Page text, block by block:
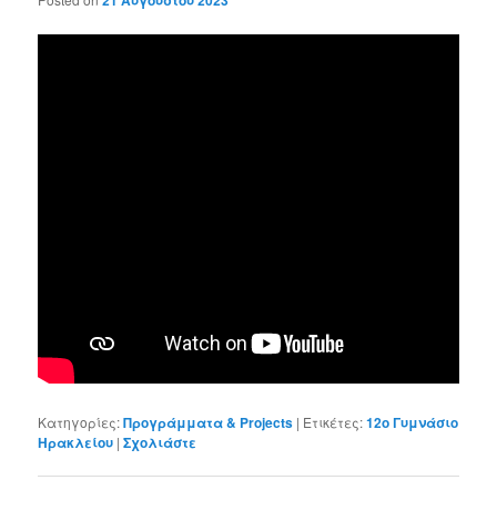
Κατηγορίες:Προγράμματα & Projects | Ετικέτες:12ο Γυμνάσιο
Ηρακλείου |Σχολιάστε